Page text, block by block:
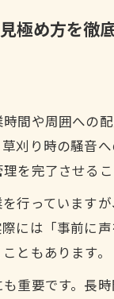
極め方を徹
間や周囲への
刈り時の騒音
を完了させるこ
行っています
には「事前に
ともあります。
重要です。長